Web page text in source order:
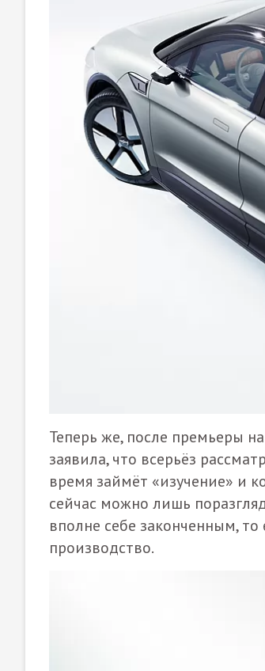
Теперь же, после премьеры
заявила, что всерьёз
время займёт «изучение» и
сейчас можно лишь
вполне себе законченным,
производство.